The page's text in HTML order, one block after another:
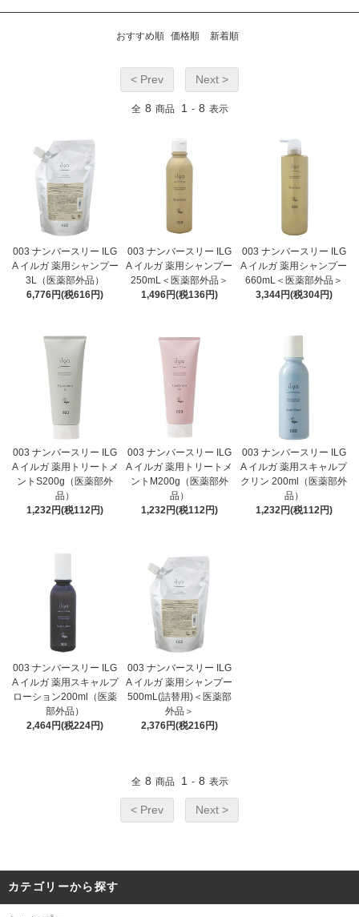
おすすめ順 価格順 新着順
< Prev Next >
全 8 商品 1 - 8 表示
003 ナンバースリー ILG
A イルガ 薬用シャンプー
3L（医薬部外品）
6,776円(税616円)
003 ナンバースリー ILG
A イルガ 薬用シャンプー
250mL＜医薬部外品＞
1,496円(税136円)
003 ナンバースリー ILG
A イルガ 薬用シャンプー
660mL＜医薬部外品＞
3,344円(税304円)
003 ナンバースリー ILG
A イルガ 薬用トリートメ
ントS200g（医薬部外
品）
1,232円(税112円)
003 ナンバースリー ILG
A イルガ 薬用トリートメ
ントM200g（医薬部外
品）
1,232円(税112円)
003 ナンバースリー ILG
A イルガ 薬用スキャルプ
クリン 200ml（医薬部外
品）
1,232円(税112円)
003 ナンバースリー ILG
A イルガ 薬用スキャルプ
ローション200ml（医薬
部外品）
2,464円(税224円)
003 ナンバースリー ILG
A イルガ 薬用シャンプー
500mL(詰替用)＜医薬部
外品＞
2,376円(税216円)
全 8 商品 1 - 8 表示
< Prev Next >
カテゴリーから探す